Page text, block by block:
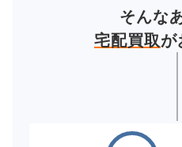
そんな
宅配買取が